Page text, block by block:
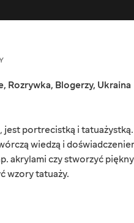
, Rozrywka, Blogerzy, Ukraina
jest portrecistką i
wiedzą i
akrylami czy stworzyć
wzory tatuaży.